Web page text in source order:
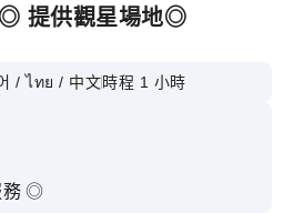
◎ 提供觀星場地◎
/ ไทย / 中文時程 1 小時
務 ◎